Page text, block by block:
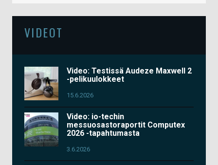
VIDEOT
Video: Testissä Audeze Maxwell 2
-pelikuulokkeet
15.6.2026
Video: io-techin
messuosastoraportit Computex
2026 -tapahtumasta
3.6.2026